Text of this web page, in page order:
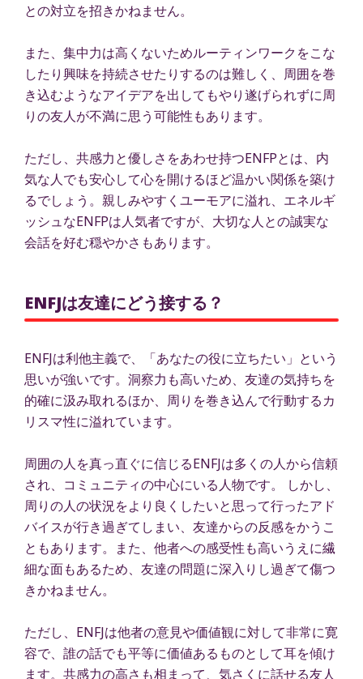
との対立を招きかねません。
また、集中力は高くないためルーティンワークをこな
したり興味を持続させたりするのは難しく、周囲を巻
き込むようなアイデアを出してもやり遂げられずに周
りの友人が不満に思う可能性もあります。
ただし、共感力と優しさをあわせ持つENFPとは、内
気な人でも安心して心を開けるほど温かい関係を築け
るでしょう。親しみやすくユーモアに溢れ、エネルギ
ッシュなENFPは人気者ですが、大切な人との誠実な
会話を好む穏やかさもあります。
ENFJは友達にどう接する？
ENFJは利他主義で、「あなたの役に立ちたい」という
思いが強いです。洞察力も高いため、友達の気持ちを
的確に汲み取れるほか、周りを巻き込んで行動するカ
リスマ性に溢れています。
周囲の人を真っ直ぐに信じるENFJは多くの人から信頼
され、コミュニティの中心にいる人物です。 しかし、
周りの人の状況をより良くしたいと思って行ったアド
バイスが行き過ぎてしまい、友達からの反感をかうこ
ともあります。また、他者への感受性も高いうえに繊
細な面もあるため、友達の問題に深入りし過ぎて傷つ
きかねません。
ただし、ENFJは他者の意見や価値観に対して非常に寛
容で、誰の話でも平等に価値あるものとして耳を傾け
ます。共感力の高さも相まって、気さくに話せる友人